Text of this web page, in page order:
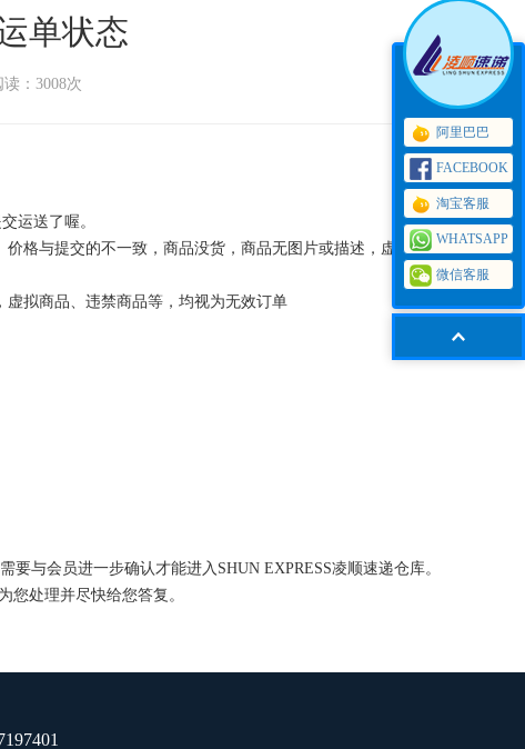
单状态
：3008次
运送了喔。
格与提交的不一致，商品没货，商品无图片或描述，虚拟商
拟商品、违禁商品等，均视为无效订单
与会员进一步确认才能进入SHUN EXPRESS凌顺速递仓库。
您处理并尽快给您答复。
阿里巴巴
FACEBOOK
淘宝客服
WHATSAPP
微信客服